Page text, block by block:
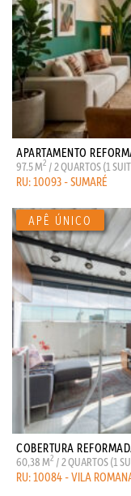
APARTAMENTO
97.5 M2 / 2 QUARTOS (1
RU: 10093 - SUMARÉ
COBERTURA
60,38 M2 / 2 QUARTOS (1
RU: 10084 - VILA